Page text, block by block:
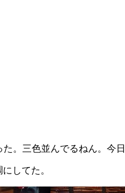
。三色並んでるねん。今
してた。